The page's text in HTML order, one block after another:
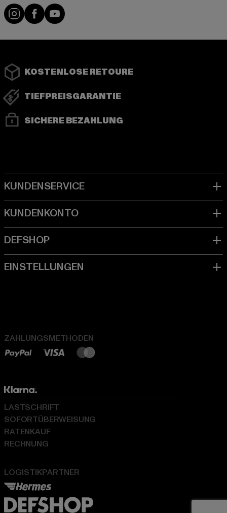
Instagram
FacebookYouTube
KOSTENLOSE RETOURE
TIEFPREISGARANTIE
SICHERE BEZAHLUNG
ZAHLUNGSMETHODEN
LOGISTIKPARTNER
LASTSCHRIFT
SOFORTÜBERWEISUNG
RATENKAUF
RECHNUNG